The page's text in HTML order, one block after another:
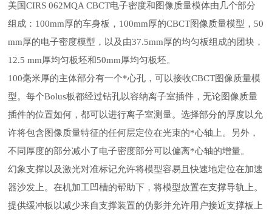
美国CIRS 062MQA CBCT电子密度和图像质量模体由几个部分
组成：100mm厚的车身板，100mm厚的CBCT图像质量模型，50
mm厚的电子密度模型，以及由37.5mm厚的均匀板组成的团块，
12.5 mm厚均匀板坯和50mm厚均匀板坯。
100毫米厚的主体部分有一个*心孔，可以接收CBCT图像质量模
型。每个Bolus板都经过钻孔以容纳离子室插件，无论图像质量
插件的位置如何，都可以进行离子室测量。选择部分的厚度以允
许将包含图像质量特征的任何层定位在光束的*心轴上。另外，
不同厚度的部分减小了电子密度部分可以偏离*心轴的增量。
幻象支撑以及激光对准标记允许将模型容易且快速地定位在加速
器沙发上。在机加工凹槽的帮助下，将模型放置在支撑导轨上。
提供缓冲板以减少来自支撑装置的伪影并允许用户接近支撑板上